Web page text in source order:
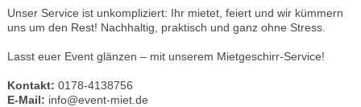
Unser Service ist unkompliziert: Ihr mietet, feiert und wir kümmern
uns um den Rest! Nachhaltig, praktisch und ganz ohne Stress.
Lasst euer Event glänzen – mit unserem Mietgeschirr-Service!
Kontakt: 0178-4138756
E-Mail: info@event-miet.de